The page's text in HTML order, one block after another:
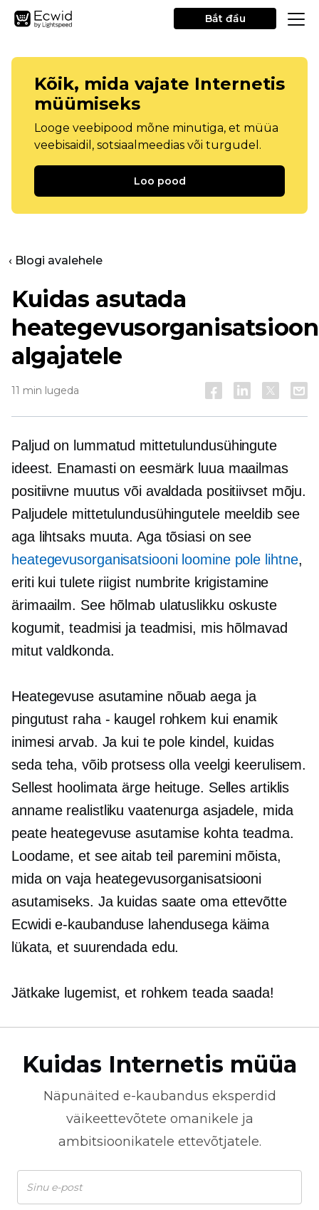
Bắt đầu
Kõik, mida vajate Internetis
müümiseks
Looge veebipood mõne minutiga, et müüa
veebisaidil, sotsiaalmeedias või turgudel.
Loo pood
‹ Blogi avalehele
Kuidas asutada
algajatele
11 min lugeda
Paljud on lummatud mittetulundusühingute
ideest. Enamasti on eesmärk luua maailmas
positiivne muutus või avaldada positiivset mõju.
Paljudele mittetulundusühingutele meeldib see
aga lihtsaks muuta. Aga tõsiasi on see
heategevusorganisatsiooni loomine pole lihtne,
eriti kui tulete riigist numbrite krigistamine
ärimaailm. See hõlmab ulatuslikku oskuste
kogumit, teadmisi ja teadmisi, mis hõlmavad
mitut valdkonda.
Heategevuse asutamine nõuab aega ja
pingutust raha - kaugel rohkem kui enamik
inimesi arvab. Ja kui te pole kindel, kuidas
seda teha, võib protsess olla veelgi keerulisem.
Sellest hoolimata ärge heituge. Selles artiklis
anname realistliku vaatenurga asjadele, mida
peate heategevuse asutamise kohta teadma.
Loodame, et see aitab teil paremini mõista,
mida on vaja heategevusorganisatsiooni
asutamiseks. Ja kuidas saate oma ettevõtte
Ecwidi e-kaubanduse lahendusega käima
lükata, et suurendada edu.
Jätkake lugemist, et rohkem teada saada!
Kuidas Internetis müüa
Näpunäited e-kaubandus eksperdid
väikeettevõtete omanikele ja
ambitsioonikatele ettevõtjatele.